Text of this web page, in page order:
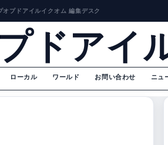
オプドアイルイクオム 編集デスク
ドアイ
ローカル ワールド お問い合わせ ニュ